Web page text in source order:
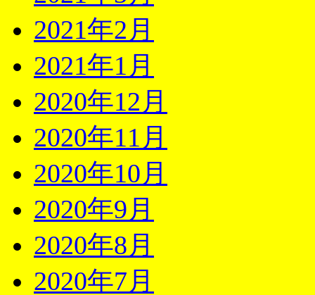
2021年2月
2021年1月
2020年12月
2020年11月
2020年10月
2020年9月
2020年8月
2020年7月